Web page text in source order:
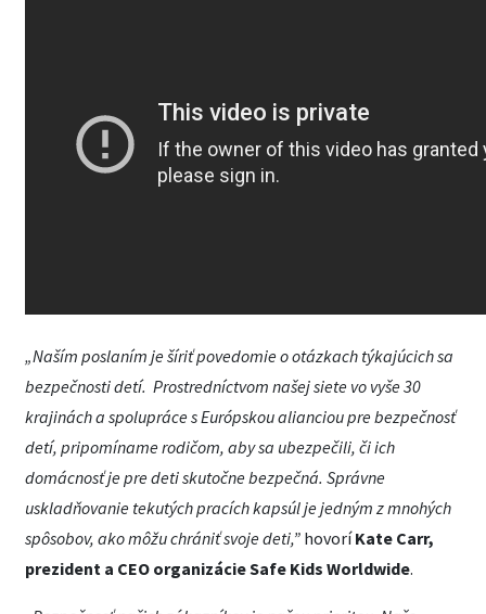
„Naším poslaním je šíriť povedomie o otázkach týkajúcich sa
bezpečnosti detí. Prostredníctvom našej siete vo vyše 30
krajinách a spolupráce s Európskou alianciou pre bezpečnosť
detí, pripomíname rodičom, aby sa ubezpečili, či ich
domácnosť je pre deti skutočne bezpečná. Správne
uskladňovanie tekutých pracích kapsúl je jedným z mnohých
spôsobov, ako môžu chrániť svoje deti,” hovoríKate Carr,
prezident a CEO organizácie Safe Kids Worldwide.